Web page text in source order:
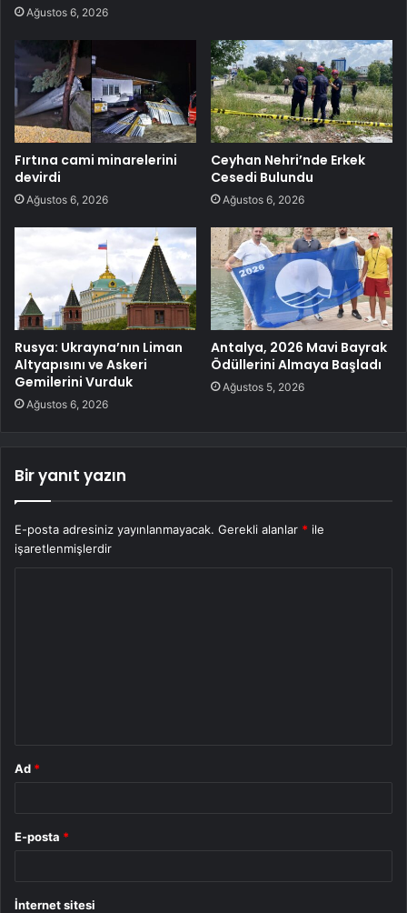
Ağustos 6, 2026
Fırtına cami minarelerini
devirdi
Ağustos 6, 2026
Ceyhan Nehri’nde Erkek
Cesedi Bulundu
Ağustos 6, 2026
Rusya: Ukrayna’nın Liman
Altyapısını ve Askeri
Gemilerini Vurduk
Ağustos 6, 2026
Antalya, 2026 Mavi Bayrak
Ödüllerini Almaya Başladı
Ağustos 5, 2026
Bir yanıt yazın
E-posta adresiniz yayınlanmayacak. Gerekli alanlar * ile
işaretlenmişlerdir
Ad *
E-posta *
İnternet sitesi